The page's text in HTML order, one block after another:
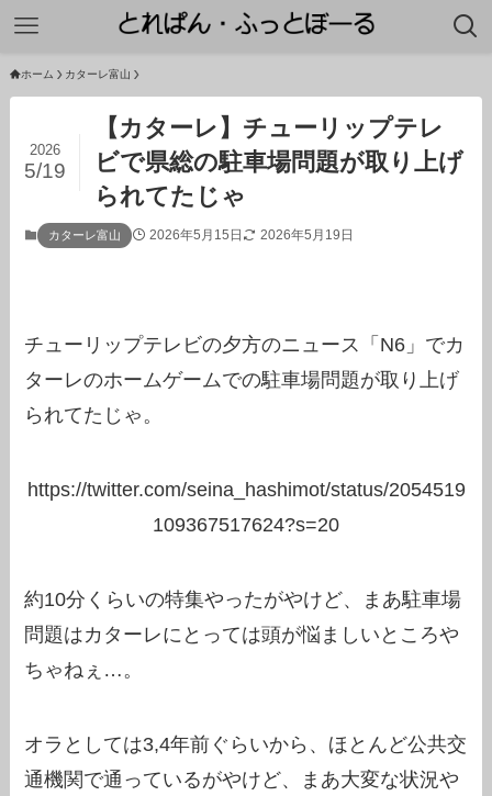
ホーム カターレ富山
【カターレ】チューリップテレ
ビで県総の駐車場問題が取り上げ
られてたじゃ
2026
5/19
カターレ富山 2026年5月15日 2026年5月19日
チューリップテレビの夕方のニュース「N6」でカ
ターレのホームゲームでの駐車場問題が取り上げ
られてたじゃ。
https://twitter.com/seina_hashimot/status/2054519
109367517624?s=20
約10分くらいの特集やったがやけど、まあ駐車場
問題はカターレにとっては頭が悩ましいところや
ちゃねぇ…。
オラとしては3,4年前ぐらいから、ほとんど公共交
通機関で通っているがやけど、まあ大変な状況や